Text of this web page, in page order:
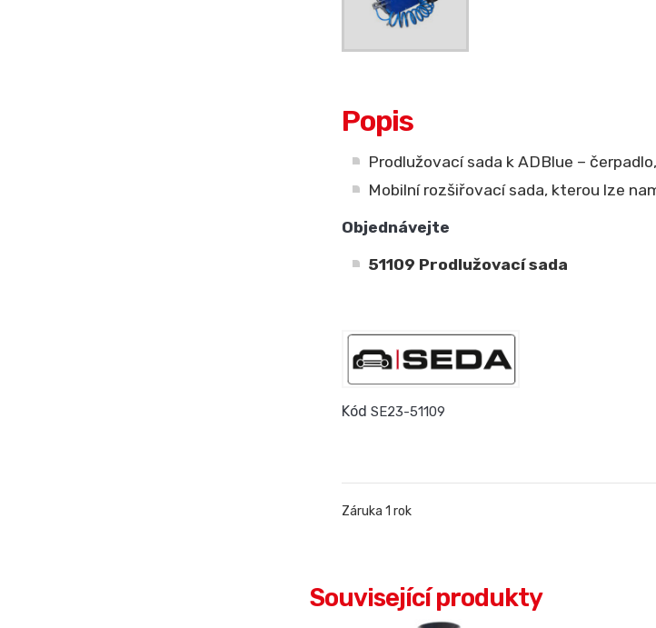
Popis
Prodlužovací sada k ADBlue –
Mobilní rozšiřovací sada, kterou lze
Objednávejte
51109 Prodlužovací sada
Kód SE23-51109
Záruka 1 rok
Související produkty